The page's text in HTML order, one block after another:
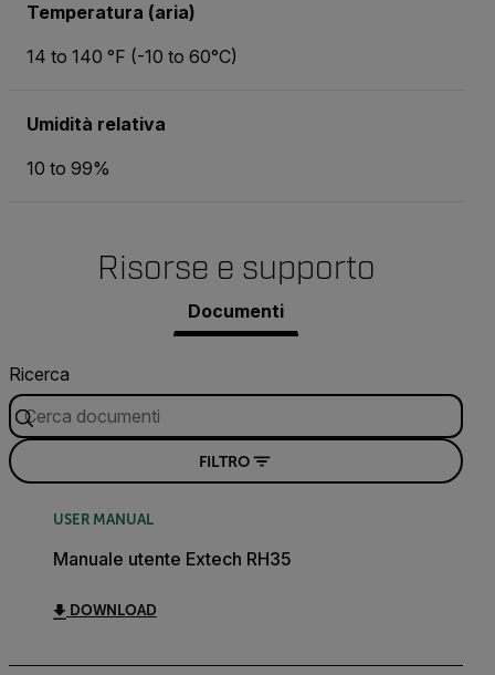
Temperatura (aria)
14 to 140 °F (-10 to 60°C)
Umidità relativa
10 to 99%
Risorse e supporto
Documenti
Ricerca
FILTRO
USER MANUAL
Manuale utente Extech RH35
DOWNLOAD